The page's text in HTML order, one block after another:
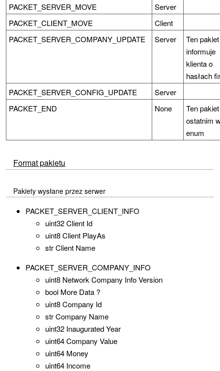
PACKET_SERVER_MOVE
Server
PACKET_CLIENT_MOVE
Client
PACKET_SERVER_COMPANY_UPDATE
Server
Ten pakiet
informuje
klienta o
hasłach
PACKET_SERVER_CONFIG_UPDATE
Server
PACKET_END
None
Ten
ostatnim
enum
Format pakietu
Pakiety wysłane przez serwer
PACKET_SERVER_CLIENT_INFO
uint32 Client Id
uint8 Client PlayAs
str Client Name
PACKET_SERVER_COMPANY_INFO
uint8 Network Company Info Version
bool More Data ?
uint8 Company Id
str Company Name
uint32 Inaugurated Year
uint64 Company Value
uint64 Money
uint64 Income